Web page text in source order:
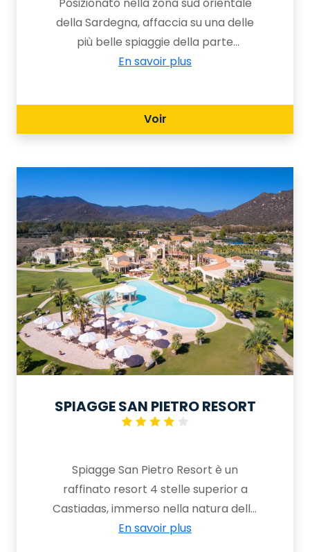
Posizionato nella zona sud orientale
della Sardegna, affaccia su una delle
più belle spiaggie della parte
meridionale dell’isola, l’hotel offre ai
alberghieri di primo livello.
En savoir plus
Voir
SPIAGGE SAN PIETRO RESORT
Spiagge San Pietro Resort è un
raffinato resort 4 stelle superior a
Castiadas, immerso nella natura della
Costa Rei. Offre un ambiente
En savoir plus